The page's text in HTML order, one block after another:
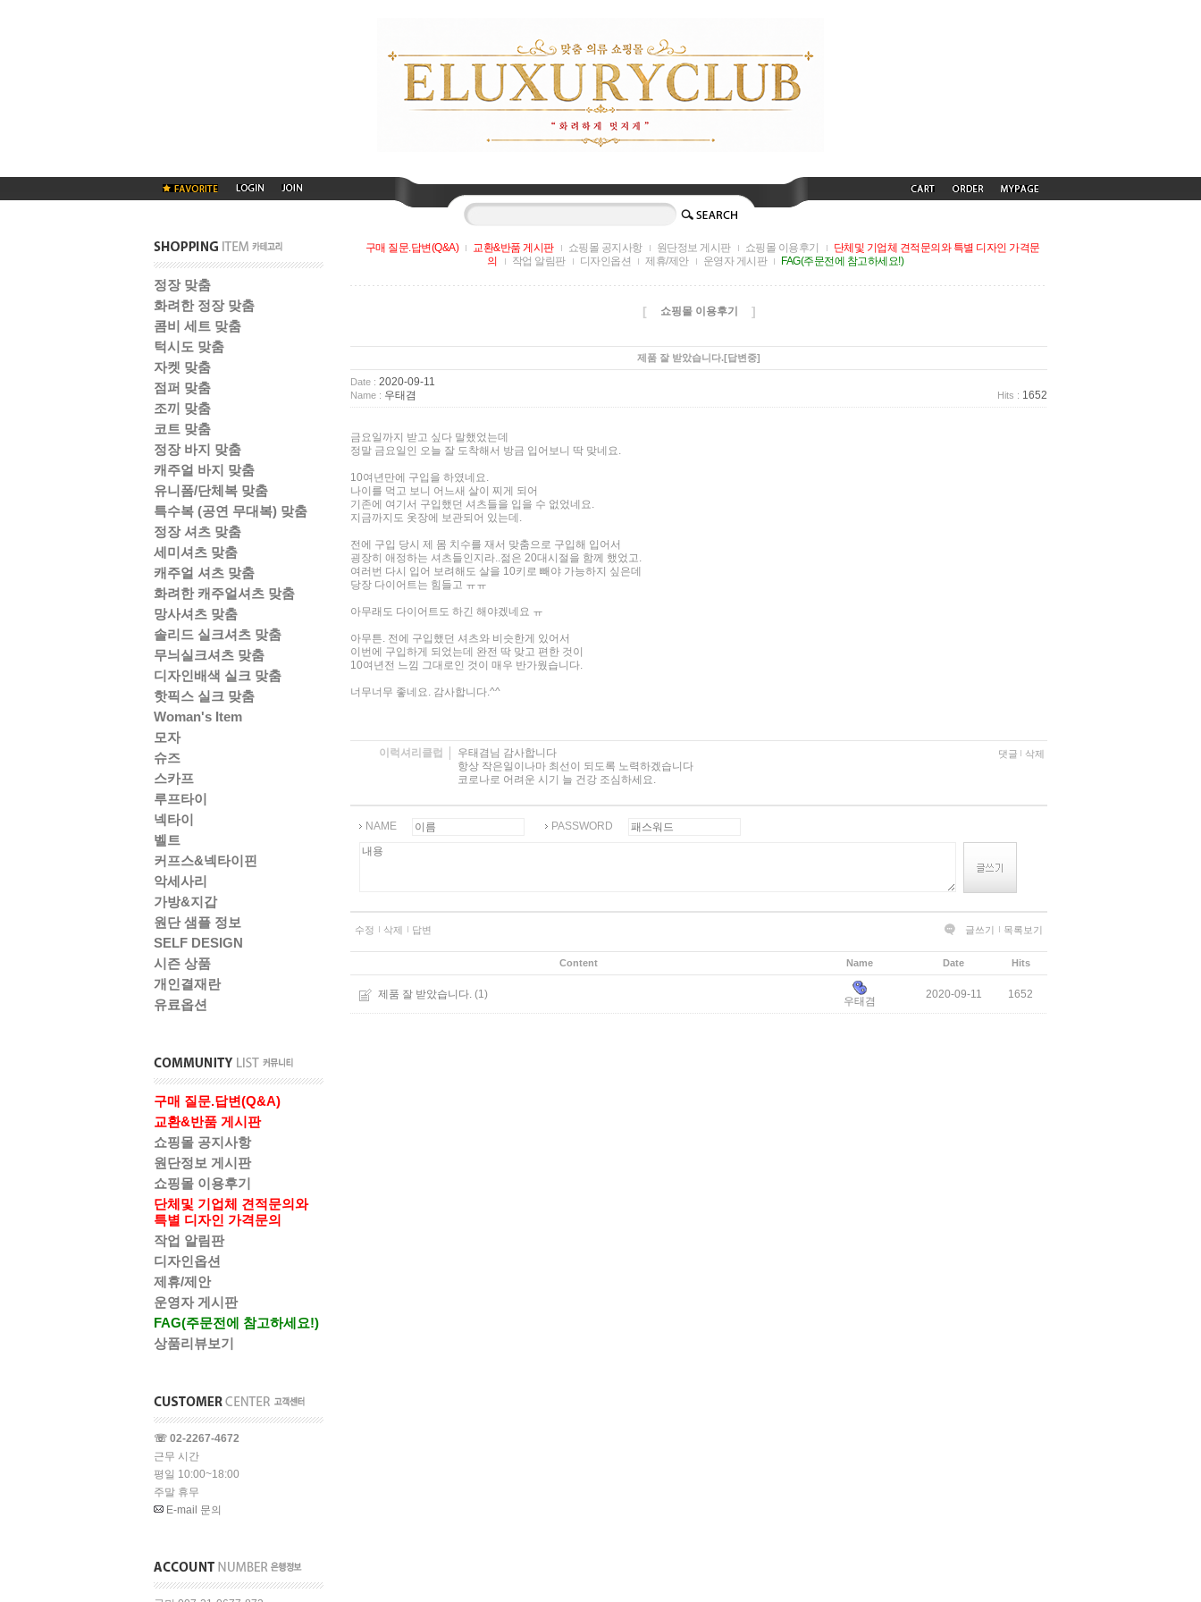
정장 맞춤
화려한 정장 맞춤
콤비 세트 맞춤
턱시도 맞춤
자켓 맞춤
점퍼 맞춤
조끼 맞춤
코트 맞춤
정장 바지 맞춤
캐주얼 바지 맞춤
유니폼/단체복 맞춤
특수복 (공연 무대복) 맞춤
정장 셔츠 맞춤
세미셔츠 맞춤
캐주얼 셔츠 맞춤
화려한 캐주얼셔츠 맞춤
망사셔츠 맞춤
솔리드 실크셔츠 맞춤
무늬실크셔츠 맞춤
디자인배색 실크 맞춤
핫픽스 실크 맞춤
Woman's Item
모자
슈즈
스카프
루프타이
넥타이
벨트
커프스&넥타이핀
악세사리
가방&지갑
원단 샘플 정보
SELF DESIGN
시즌 상품
개인결재란
유료옵션
구매 질문.답변(Q&A)
교환&반품 게시판
쇼핑몰 공지사항
원단정보 게시판
쇼핑몰 이용후기
단체및 기업체 견적문의와
특별 디자인 가격문의
작업 알림판
디자인옵션
제휴/제안
운영자 게시판
FAG(주문전에 참고하세요!)
상품리뷰보기
☏ 02-2267-4672
근무 시간
평일 10:00~18:00
주말 휴무
E-mail 문의
구매 질문.답변(Q&A) 교환&반품 게시판 쇼핑몰 공지사항 원단정보 게시판 쇼핑몰 이용후기
단체및 기업체 견적문의와 특별 디자인 가격문
의
작업 알림판 디자인옵션 제휴/제안 운영자 게시판 FAG(주문전에 참고하세요!)
[ 쇼핑몰 이용후기 ]
제품 잘 받았습니다.[답변중]
Date : 2020-09-11
Name : 우태겸 Hits : 1652
금요일까지 받고 싶다 말했었는데
정말 금요일인 오늘 잘 도착해서 방금 입어보니 딱 맞네요.
10여년만에 구입을 하였네요.
나이를 먹고 보니 어느새 살이 찌게 되어
기존에 여기서 구입했던 셔츠들을 입을 수 없었네요.
지금까지도 옷장에 보관되어 있는데.
전에 구입 당시 제 몸 치수를 재서 맞춤으로 구입해 입어서
굉장히 애정하는 셔츠들인지라..젊은 20대시절을 함께 했었고.
여러번 다시 입어 보려해도 살을 10키로 빼야 가능하지 싶은데
당장 다이어트는 힘들고 ㅠㅠ
아무래도 다이어트도 하긴 해야겠네요 ㅠ
아무튼. 전에 구입했던 셔츠와 비슷한게 있어서
이번에 구입하게 되었는데 완전 딱 맞고 편한 것이
10여년전 느낌 그대로인 것이 매우 반가웠습니다.
너무너무 좋네요. 감사합니다.^^
이럭셔리클럽
우태겸님 감사합니다
항상 작은일이나마 최선이 되도록 노력하겠습니다
코로나로 어려운 시기 늘 건강 조심하세요.
댓글 삭제
NAME PASSWORD
수정 삭제 답변 글쓰기 목록보기
Content Name Date Hits
제품 잘 받았습니다. (1)
우태겸
2020-09-11 1652